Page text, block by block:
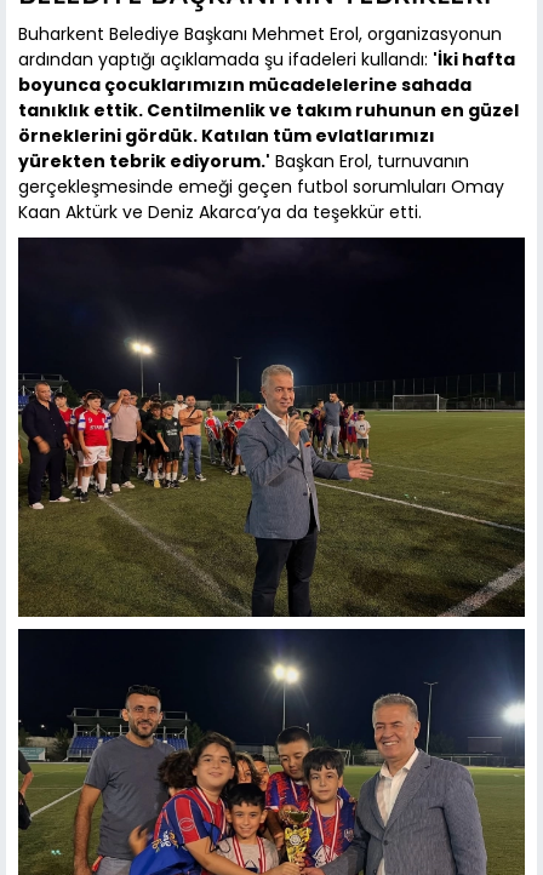
Buharkent Belediye Başkanı Mehmet Erol, organizasyonun
ardından yaptığı açıklamada şu ifadeleri kullandı: 'İki hafta
boyunca çocuklarımızın mücadelelerine sahada
tanıklık ettik. Centilmenlik ve takım ruhunun en güzel
örneklerini gördük. Katılan tüm evlatlarımızı
yürekten tebrik ediyorum.' Başkan Erol, turnuvanın
gerçekleşmesinde emeği geçen futbol sorumluları Omay
Kaan Aktürk ve Deniz Akarca’ya da teşekkür etti.